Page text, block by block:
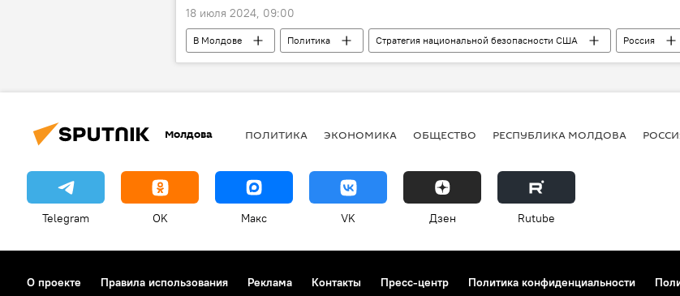
18 июля 2024, 09:00
В Молдове Политика Стратегия национальной безопасности США Россия
Молдова ПОЛИТИКА ЭКОНОМИКА ОБЩЕСТВО РЕСПУБЛИКА МОЛДОВА
Telegram OK Макс VK Дзен Rutube
О проекте Правила использования Реклама Контакты Пресс-центр Политика конфиденциальности